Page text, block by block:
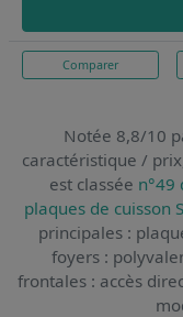
Comparer
Notée 8,8/10
caractéristique /
est classée n°49
plaques de cuisson
principales :
foyers :
frontales : accès